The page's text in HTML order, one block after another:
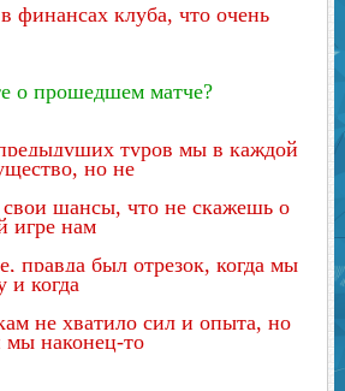
финансах клуба, что очень
о прошедшем матче?
туров мы в каждой
но не
свои шансы, что не скажешь о
игре нам
правда был отрезок, когда мы
и когда
не хватило сил и опыта, но
мы наконец-то